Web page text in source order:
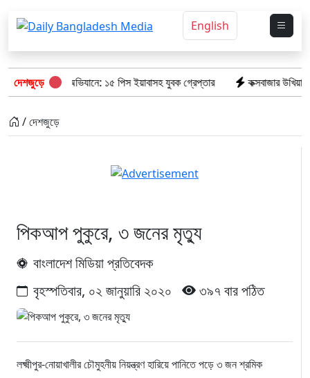
English
দেশজুড়ে
পুলিশের অভিযানে: ১৫ পিস ইয়াবাসহ যুবক গ্রেপ্তার কক্সবাজার উখিয়া
/ দেশজুড়ে
পিকআপ পুকুরে, ৩ জনের মৃত্যু
বাংলাদেশ মিডিয়া প্রতিবেদক
বৃহস্পতিবার, ০২ জানুয়ারি ২০২০
৩৯৭ বার পঠিত
লক্ষ্মীপুর-নোয়াখালীর চৌমুহনীয় নিয়ন্ত্রণ হারিয়ে পানিতে পড়ে ৩ জন শ্রমিক